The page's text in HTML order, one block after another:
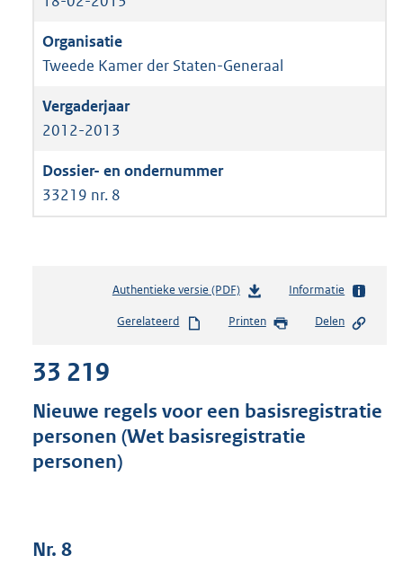
Tweede Kamer der Staten-Generaal
2012-2013
33219 nr. 8
Authentieke versie (PDF)b
s
d
g
Informatie
Gerelateerd Printen Delen
33 219
Nieuwe regels voor een basisregistratie
personen (Wet basisregistratie
personen)
Nr. 8